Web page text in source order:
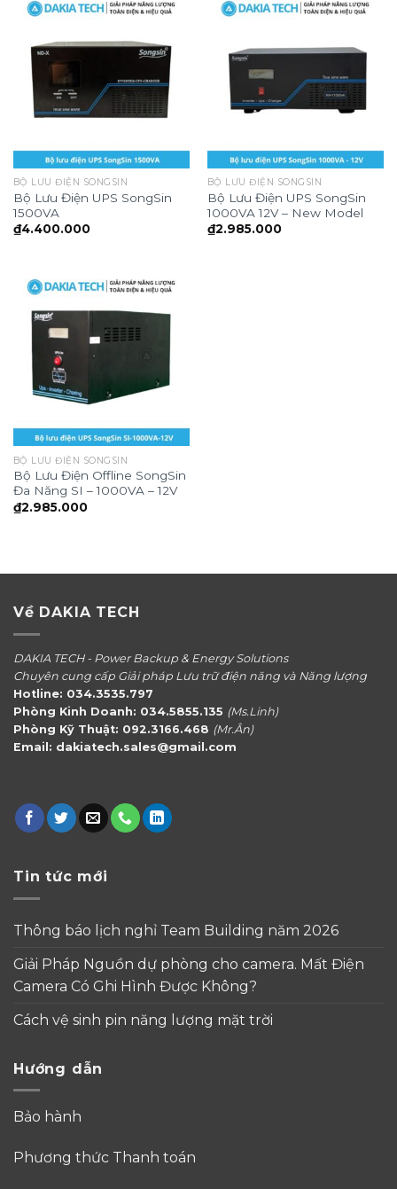
BỘ LƯU ĐIỆN SONGSIN
Bộ Lưu Điện UPS SongSin
1500VA
₫4.400.000
BỘ LƯU ĐIỆN SONGSIN
Bộ Lưu Điện UPS SongSin
1000VA 12V – New Model
₫2.985.000
BỘ LƯU ĐIỆN SONGSIN
Bộ Lưu Điện Offline SongSin
Đa Năng SI – 1000VA – 12V
₫2.985.000
Về DAKIA TECH
DAKIA TECH - Power Backup & Energy Solutions
Chuyên cung cấp Giải pháp Lưu trữ điện năng và Năng lượng
Hotline: 034.3535.797
Phòng Kinh Doanh: 034.5855.135 (Ms.Linh)
Phòng Kỹ Thuật: 092.3166.468 (Mr.Ân)
Email: dakiatech.sales@gmail.com
Tin tức mới
Thông báo lịch nghỉ Team Building năm 2026
Giải Pháp Nguồn dự phòng cho camera. Mất Điện
Camera Có Ghi Hình Được Không?
Cách vệ sinh pin năng lượng mặt trời
Hướng dẫn
Bảo hành
Phương thức Thanh toán